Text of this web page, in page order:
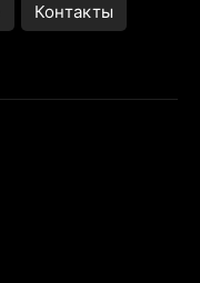
Контакты